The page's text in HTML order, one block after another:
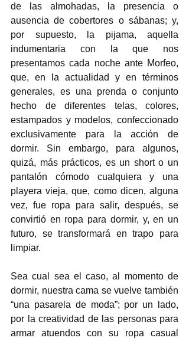
de las almohadas, la presencia o
ausencia de cobertores o sábanas; y,
por supuesto, la pijama, aquella
indumentaria con la que nos
presentamos cada noche ante Morfeo,
que, en la actualidad y en términos
generales, es una prenda o conjunto
hecho de diferentes telas, colores,
estampados y modelos, confeccionado
exclusivamente para la acción de
dormir. Sin embargo, para algunos,
quizá, más prácticos, es un short o un
pantalón cómodo cualquiera y una
playera vieja, que, como dicen, alguna
vez, fue ropa para salir, después, se
convirtió en ropa para dormir, y, en un
futuro, se transformará en trapo para
limpiar.
Sea cual sea el caso, al momento de
dormir, nuestra cama se vuelve también
“una pasarela de moda”; por un lado,
por la creatividad de las personas para
armar atuendos con su ropa casual